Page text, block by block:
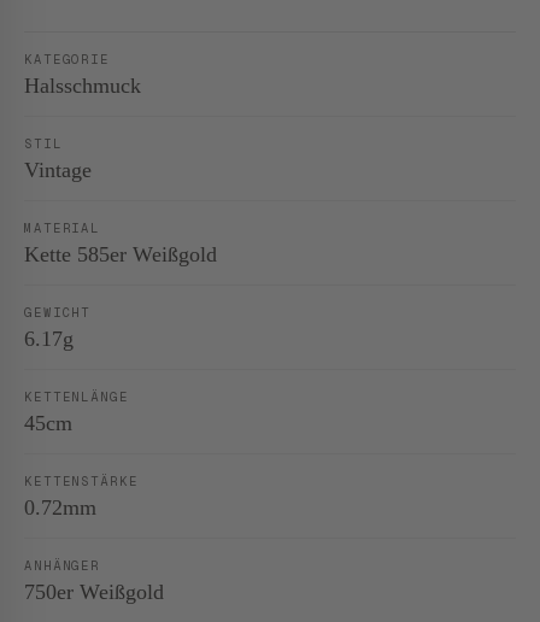
KATEGORIE
Halsschmuck
STIL
Vintage
MATERIAL
Kette 585er Weißgold
GEWICHT
6.17g
KETTENLÄNGE
45cm
KETTENSTÄRKE
0.72mm
ANHÄNGER
750er Weißgold